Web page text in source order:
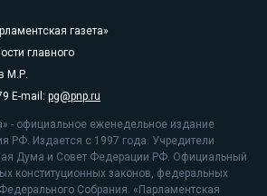
газета»
главного
М.Р.
E-mail: pg@pnp.ru
- официальное еженедельное издание
РФ. Издается с 1997 года. Учредители
Дума и Совет Федерации РФ. Официальный
конституционных законов, федеральных
Собрания. «Парламентская